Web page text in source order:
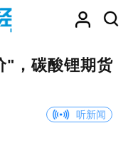
"，碳酸锂期货
听新闻